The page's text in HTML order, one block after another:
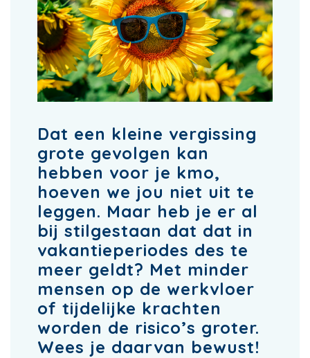
Dat een kleine vergissing
grote gevolgen kan
hebben voor je kmo,
hoeven we jou niet uit te
leggen. Maar heb je er al
bij stilgestaan dat dat in
vakantieperiodes des te
meer geldt? Met minder
mensen op de werkvloer
of tijdelijke krachten
worden de risico’s groter.
Wees je daarvan bewust!